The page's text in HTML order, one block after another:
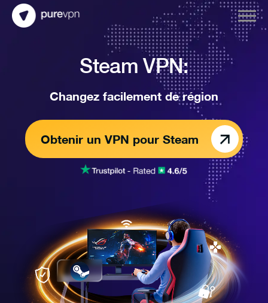
Steam VPN:
Changez facilement de région
Obtenir un VPN pour Steam